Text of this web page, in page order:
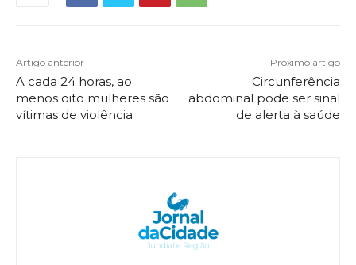
Artigo anterior
A cada 24 horas, ao
menos oito mulheres são
vítimas de violência
Próximo artigo
Circunferência
abdominal pode ser sinal
de alerta à saúde